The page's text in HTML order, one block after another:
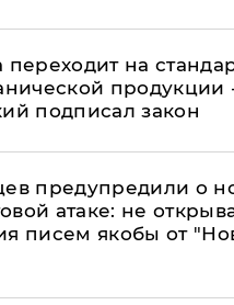
переходит на
продукции
подписал закон
предупредили о
атаке: не
писем якобы от